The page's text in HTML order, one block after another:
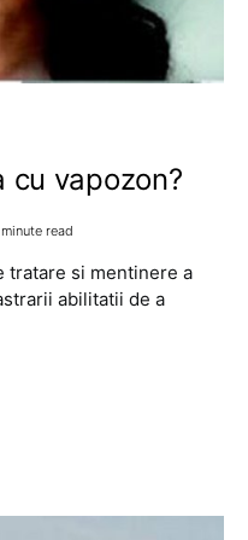
cu vapozon?
read
tratare si mentinere a
abilitatii de a